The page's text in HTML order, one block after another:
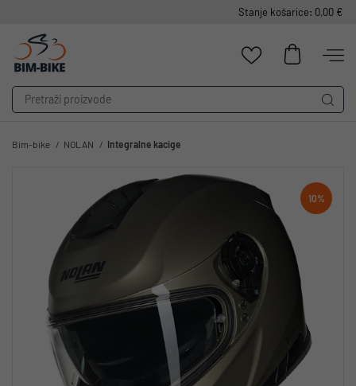
Stanje košarice: 0,00 €
Bim-bike NOLAN Integralne kacige
10%